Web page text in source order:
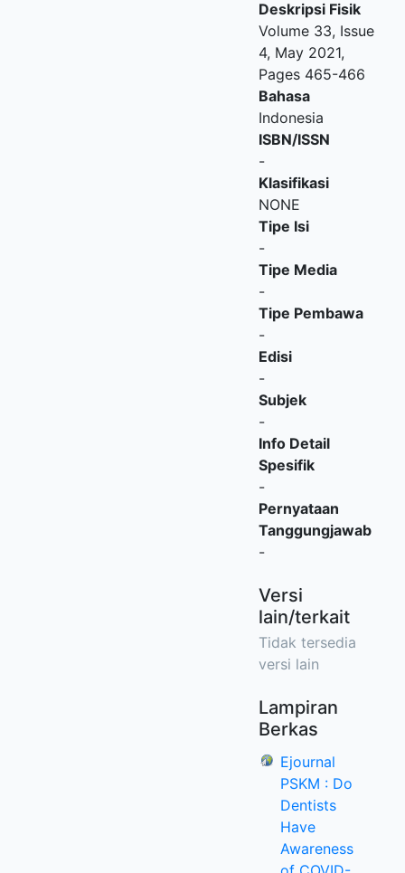
Deskripsi Fisik
Volume 33, Issue
4, May 2021,
Pages 465-466
Bahasa
Indonesia
ISBN/ISSN
-
Klasifikasi
NONE
Tipe Isi
-
Tipe Media
-
Tipe Pembawa
-
Edisi
-
Subjek
-
Info Detail
Spesifik
-
Pernyataan
Tanggungjawab
-
Versi
lain/terkait
Tidak tersedia
versi lain
Lampiran
Berkas
Ejournal
PSKM : Do
Dentists
Have
Awareness